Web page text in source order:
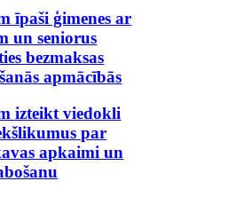
īpaši ģimenes ar
un seniorus
bezmaksas
apmācībās
izteikt viedokli
par
apkaimi un